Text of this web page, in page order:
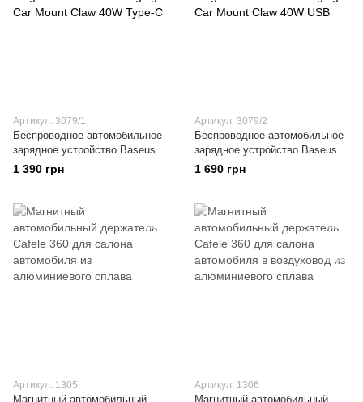
Артикул: 3079/1
Беспроводное автомобильное
зарядное устройство Baseus
CW01 Magnetic Wireless
Charging Car Mount Claw 40W
1 390 грн
Артикул: 3079/2
Беспроводное автомобильное
зарядное устройство Baseus
CW01 Magnetic Wireless
Charging Car Mount Claw 40W
1 690 грн
Артикул: 1305
Магнитный автомобильный
Артикул: 1306
Магнитный автомобильный